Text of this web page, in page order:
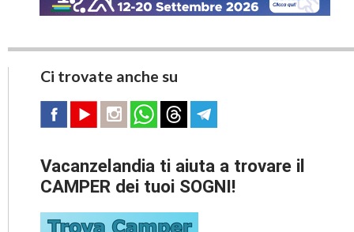
Ci trovate anche su
Vacanzelandia ti aiuta a trovare il
CAMPER dei tuoi SOGNI!